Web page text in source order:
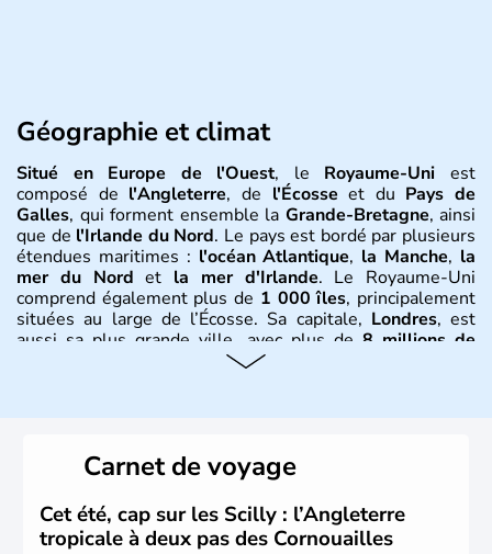
Géographie et climat
Situé en Europe de l'Ouest, le Royaume-Uni est
composé de l'Angleterre, de l'Écosse et du Pays de
Galles, qui forment ensemble la Grande-Bretagne, ainsi
que de l'Irlande du Nord. Le pays est bordé par plusieurs
étendues maritimes : l'océan Atlantique, la Manche, la
mer du Nord et la mer d'Irlande. Le Royaume-Uni
comprend également plus de 1 000 îles, principalement
situées au large de l’Écosse. Sa capitale, Londres, est
aussi sa plus grande ville, avec plus de 8 millions de
population totale du Royaume-Uni
Histoire et administration
naît officiellement en 1801 avec l’
d’Union, réunissant leRoyaume de Grande-Bretagne
Royaume d’Irlande. Puissance majeure duSiècle des
Carnet de voyage
Cet été, cap sur les Scilly : l’Angleterre
tropicale à deux pas des Cornouailles